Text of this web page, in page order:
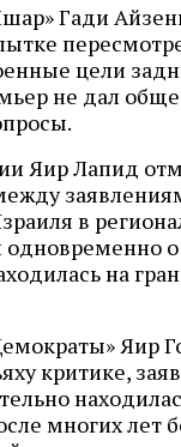
Гади
цели
не дал
Яир Лапид
в
одновременно
на
Яир
критике,
многих лет